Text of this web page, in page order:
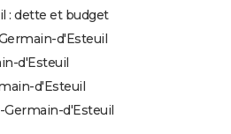
: dette et budget
d'Esteuil
d'Esteuil
d'Esteuil
d'Esteuil